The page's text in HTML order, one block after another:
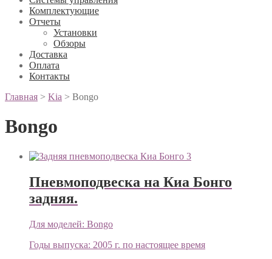
Комплектующие
Отчеты
Установки
Обзоры
Доставка
Оплата
Контакты
Главная > Kia > Bongo
Bongo
Пневмоподвеска на Киа Бонго
задняя.
Для моделей: Bongo
Годы выпуска: 2005 г. по настоящее время